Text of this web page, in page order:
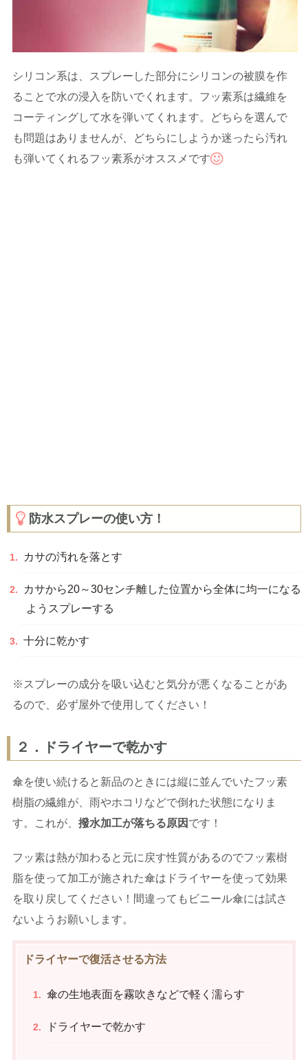
シリコン系は、スプレーした部分にシリコンの被膜を作
ることで水の浸入を防いでくれます。フッ素系は繊維を
コーティングして水を弾いてくれます。どちらを選んで
も問題はありませんが、どちらにしようか迷ったら汚れ
も弾いてくれるフッ素系がオススメです
防水スプレーの使い方！
カサの汚れを落とす
カサから20～30センチ離した位置から全体に均一になる
ようスプレーする
十分に乾かす
※スプレーの成分を吸い込むと気分が悪くなることがあ
るので、必ず屋外で使用してください！
２．ドライヤーで乾かす
傘を使い続けると新品のときには縦に並んでいたフッ素
樹脂の繊維が、雨やホコリなどで倒れた状態になりま
す。これが、 撥水加工が落ちる原因 です！
フッ素は熱が加わると元に戻す性質があるのでフッ素樹
脂を使って加工が施された傘はドライヤーを使って効果
を取り戻してください！間違ってもビニール傘には試さ
ないようお願いします。
ドライヤーで復活させる方法
傘の生地表面を霧吹きなどで軽く濡らす
ドライヤーで乾かす